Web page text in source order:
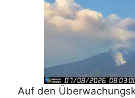
Auf den